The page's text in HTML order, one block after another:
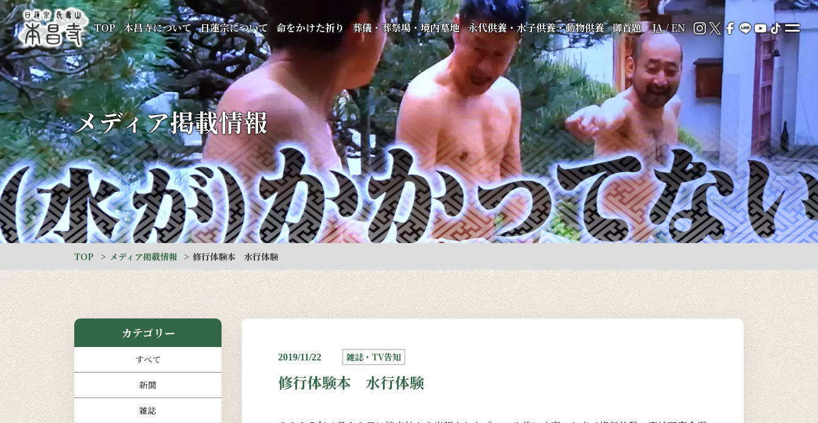
TOP 本昌寺について 日蓮宗について 命をかけた祈り 葬儀・葬祭場・境内墓地 永代供養・水子供養・動物供養 御首題 JA/EN
メディア掲載情報
TOP メディア掲載情報 修行体験本 水行体験
カテゴリー
すべて
新聞
雑誌
2019/11/22 雑誌・TV告知
修行体験本 水行体験